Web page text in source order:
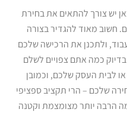
יש צורך להתאים את בחירת
חשוב מאוד להגדיר בצורה
ולתכנן את הרכישה שלכם
כמה אתם צפויים לשלם
לבית העסק שלכם, וכמובן
שלכם – הרי תקציב ספציפי
הרבה יותר מצומצמת וקטנה